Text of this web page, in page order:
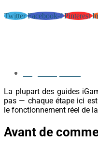
Twitter Facebook-f Pinterest
La plupart des guides
pas — chaque étape ici
le fonctionnement réel de
Avant de